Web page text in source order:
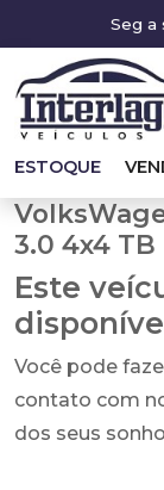
Seg a
ESTOQUE
3.0 4x4 TB
Este
Você pode
contato com
dos seus